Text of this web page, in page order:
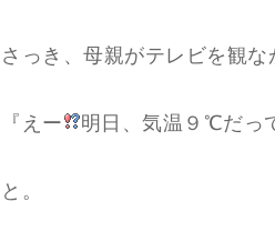
さっき、母親がテレビを観な
『えー 明日、気温９℃だっ
と。